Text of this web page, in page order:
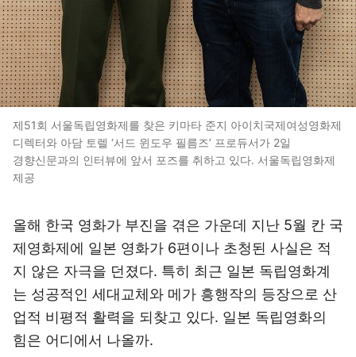
제51회 서울독립영화제를 찾은 키마타 준지 아이치국제여성영화제
디렉터와 아담 토렐 ‘서드 윈도우 필름즈’ 프로듀서가 2일
경향신문과의 인터뷰에 앞서 포즈를 취하고 있다. 서울독립영화제
제공
올해 한국 영화가 부진을 겪은 가운데 지난 5월 칸 국
제영화제에 일본 영화가 6편이나 초청된 사실은 적
지 않은 자극을 던졌다. 특히 최근 일본 독립영화계
는 성공적인 세대교체와 메가 흥행작의 등장으로 산
업적 비평적 활력을 되찾고 있다. 일본 독립영화의
힘은 어디에서 나올까.